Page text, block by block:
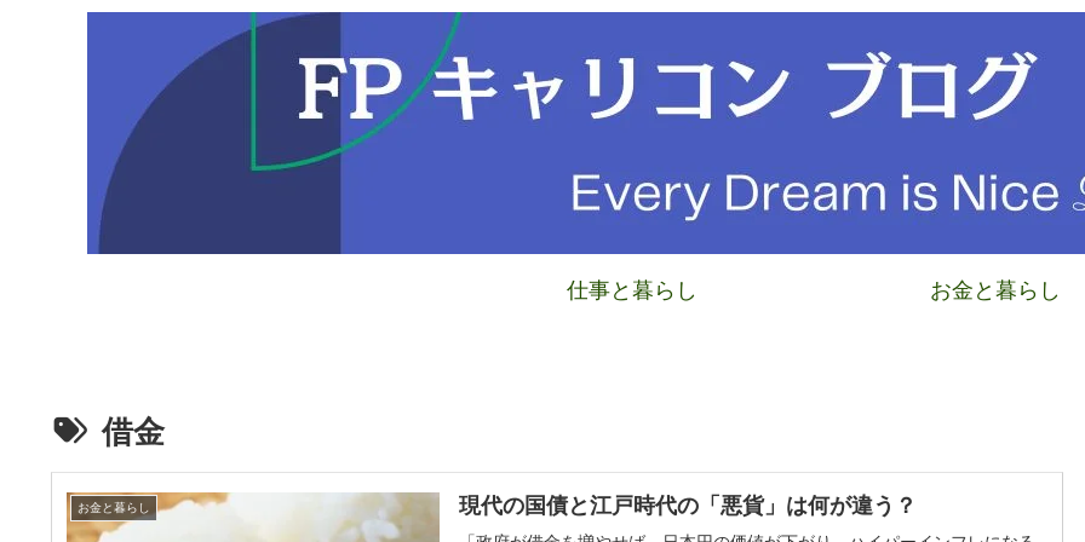
仕事と暮らし お金と暮らし
借金
お金と暮らし 現代の国債と江戸時代の「悪貨」は何が違う？